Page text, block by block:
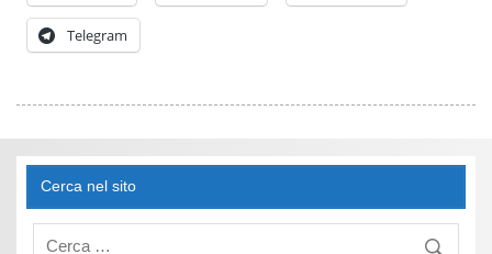
Telegram
Cerca nel sito